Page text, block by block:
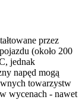
przez
(około 200
jednak
napęd mogą
towarzystw
wycenach - nawet